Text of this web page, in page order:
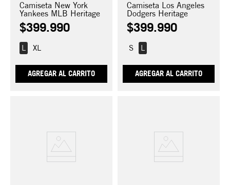
Camiseta New York
Yankees MLB Heritage
$399.990
L XL
AGREGAR AL CARRITO
Camiseta Los Angeles
Dodgers Heritage
$399.990
L
S
AGREGAR AL CARRITO